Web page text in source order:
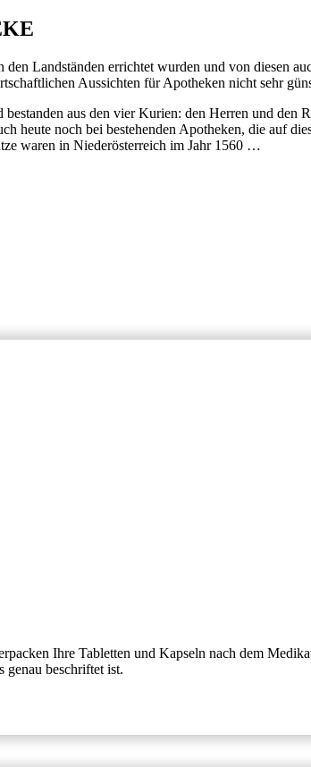
Landständen errichtet wurden und von diesen
Aussichten für Apotheken nicht sehr
aus den vier Kurien: den Herren und den
heute noch bei bestehenden Apotheken, die auf
waren in Niederösterreich im Jahr 1560 …
Ihre Tabletten und Kapseln nach dem
genau beschriftet ist.